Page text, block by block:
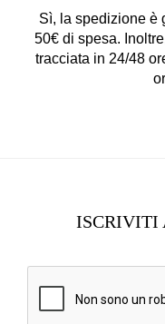
Sì, la spedizione è
50€ di spesa.
tracciata in 24/48
ISCRIVITI